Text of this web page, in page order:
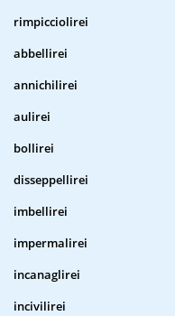
rimpicciolirei
abbellirei
annichilirei
aulirei
bollirei
disseppellirei
imbellirei
impermalirei
incanaglirei
incivilirei